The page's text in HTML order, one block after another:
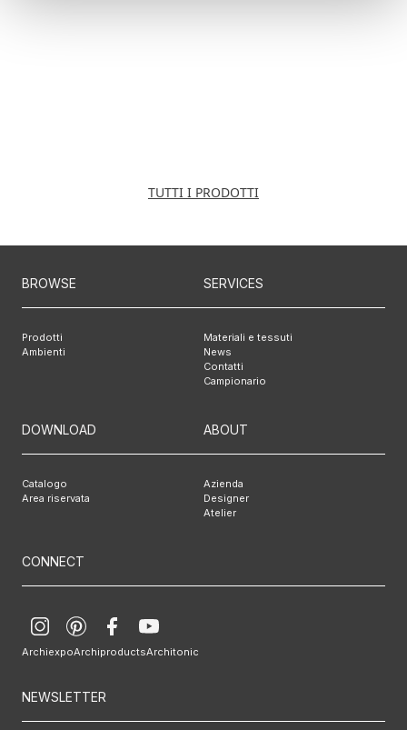
TUTTI I PRODOTTI
BROWSE
Prodotti
Ambienti
SERVICES
Materiali e tessuti
News
Contatti
Campionario
DOWNLOAD
Catalogo
Area riservata
ABOUT
Azienda
Designer
Atelier
CONNECT
ArchiexpoArchiproductsArchitonic
NEWSLETTER